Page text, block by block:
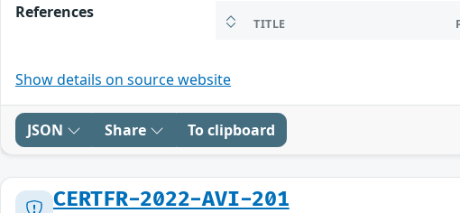
References
TITLE
Show details on source website
JSON Share To clipboard
CERTFR-2022-AVI-201